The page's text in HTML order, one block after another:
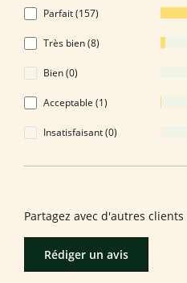
Parfait (157)
Très bien (8)
Bien (0)
Acceptable (1)
Insatisfaisant (0)
Partagez avec d'autres
Rédiger un avis